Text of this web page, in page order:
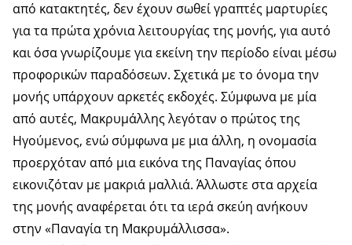
από κατακτητές, δεν έχουν σωθεί γραπτές μαρτυρίες
για τα πρώτα χρόνια λειτουργίας της μονής, για αυτό
και όσα γνωρίζουμε για εκείνη την περίοδο είναι μέσω
προφορικών παραδόσεων. Σχετικά με το όνομα την
μονής υπάρχουν αρκετές εκδοχές. Σύμφωνα με μία
από αυτές, Μακρυμάλλης λεγόταν ο πρώτος της
Ηγούμενος, ενώ σύμφωνα με μια άλλη, η ονομασία
προερχόταν από μια εικόνα της Παναγίας όπου
εικονιζόταν με μακριά μαλλιά. Άλλωστε στα αρχεία
της μονής αναφέρεται ότι τα ιερά σκεύη ανήκουν
στην «Παναγία τη Μακρυμάλλισσα».